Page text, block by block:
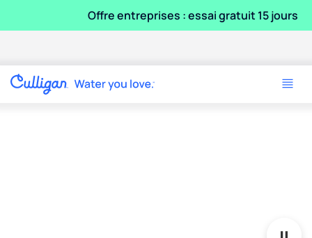
Offre entreprises : essai gratuit 15 jours